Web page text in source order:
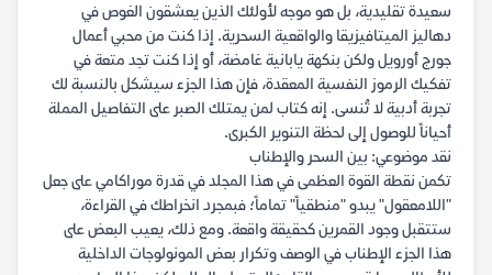
سعيدة تقليدية، بل هو موجه لأولئك الذين يعشقون الغوص في
دهاليز الميتافيزيقا والواقعية السحرية. إذا كنت من محبي أعمال
جورج أورويل ولكن بنكهة يابانية غامضة، أو إذا كنت تجد متعة في
تفكيك الرموز النفسية المعقدة، فإن هذا الجزء سيشكل بالنسبة لك
تجربة أدبية لا تُنسى. إنه كتاب لمن يمتلك الصبر على التفاصيل المملة
أحياناً للوصول إلى لحظة التنوير الكبرى.
نقد موضوعي: بين السحر والإطناب
تكمن نقطة القوة العظمى في هذا المجلد في قدرة موراكامي على جعل
"اللامعقول" يبدو "منطقياً" تماماً؛ فبمجرد انخراطك في القراءة،
ستتقبل وجود القمرين كحقيقة واقعة. ومع ذلك، يعيب البعض على
هذا الجزء الإطناب في الوصف وتكرار بعض المونولوجات الداخلية